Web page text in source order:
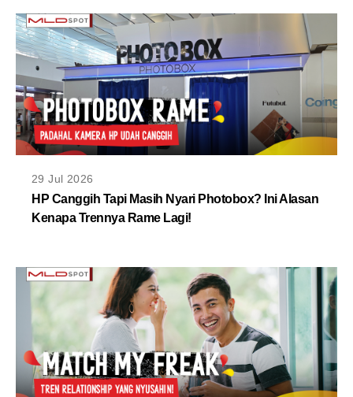
29 Jul 2026
HP Canggih Tapi Masih Nyari Photobox? Ini Alasan
Kenapa Trennya Rame Lagi!